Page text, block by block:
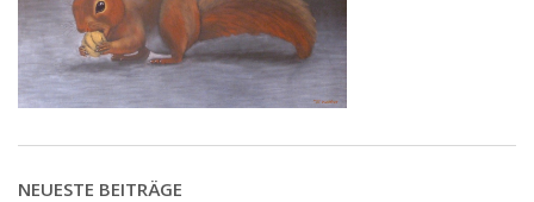
NEUESTE BEITRÄGE